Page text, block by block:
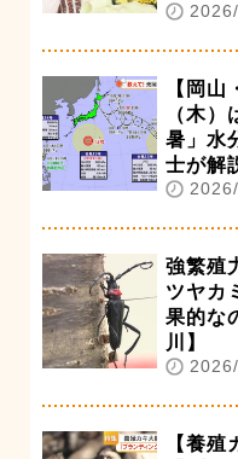
【岡
（木
暑」水
士が解
強繁殖
ツヤカ
果的な
川】
【養